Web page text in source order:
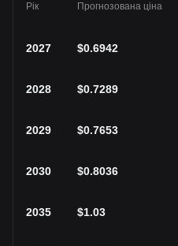
Рік Прогнозована ціна
2027 $0.6942
2028 $0.7289
2029 $0.7653
2030 $0.8036
2035 $1.03